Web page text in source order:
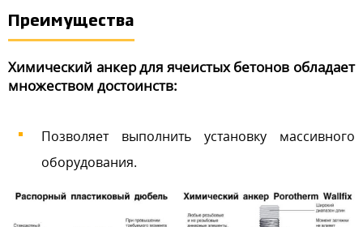
Преимущества
Химический анкер для ячеистых бетонов обладает
множеством достоинств:
Позволяет выполнить установку массивного
оборудования.